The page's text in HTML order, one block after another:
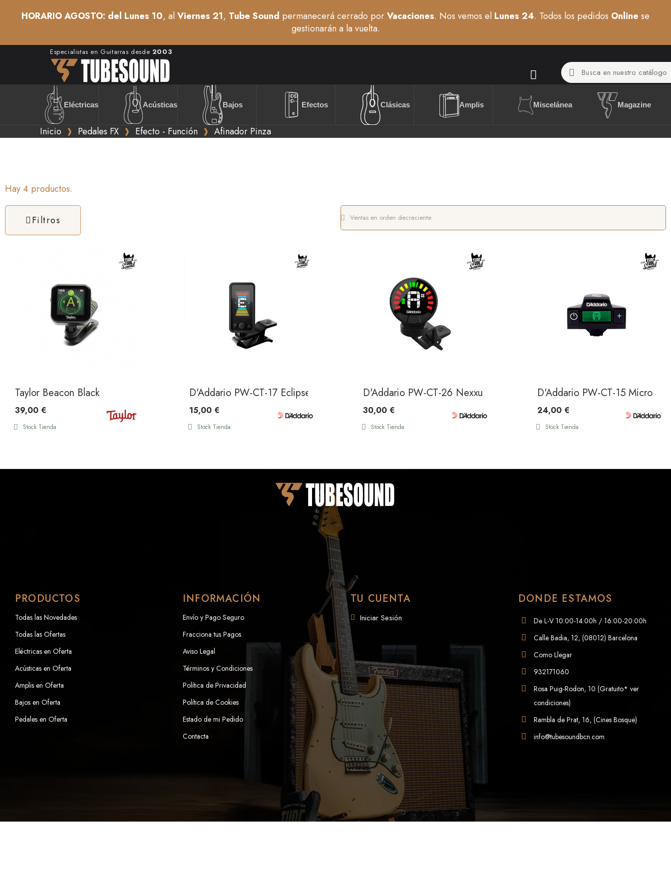
HORARIO AGOSTO: del Lunes 10, alViernes 21, Tube Sound permanecerá cerrado porVacaciones. Nos vemos el Lunes 24. Todos los pedidos Online se
gestionarán a la vuelta.
Especialistas en Guitarras desde 2003
Eléctricas Acústicas Bajos Efectos Clásicas Amplis Miscelánea Magazine
Inicio Pedales FX Efecto - Función Afinador Pinza
Hay 4 productos.
Filtros
Taylor Beacon Black
39,00 €
Stock Tienda
D'Addario PW-CT-17 Eclipse Guitar Tuner Black
15,00 €
Stock Tienda
D'Addario PW-CT-26 Nexxus 360 USB Rechargeable Tuner
30,00 €
Stock Tienda
D'Addario PW-CT-15 Micro
24,00 €
Stock Tienda
PRODUCTOS
Todas las Novedades
Todas las Ofertas
Eléctricas en Oferta
Acústicas en Oferta
Amplis en Oferta
Bajos en Oferta
Pedales en Oferta
INFORMACIÓN
Envío y Pago Seguro
Fracciona tus Pagos
Aviso Legal
Términos y Condiciones
Política de Privacidad
Política de Cookies
Estado de mi Pedido
Contacta
TU CUENTA
Iniciar Sesión
DONDE ESTAMOS
De L-V 10:00-14:00h / 16:00-20:00h
Calle Badia, 12, (08012) Barcelona
Como Llegar
932171060
Rosa Puig-Rodon, 10 (Gratuito* ver
condiciones)
Rambla de Prat, 16, (Cines Bosque)
info@tubesoundbcn.com